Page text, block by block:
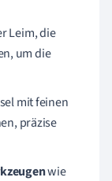
Leim, die
um die
mit feinen
präzise
wie